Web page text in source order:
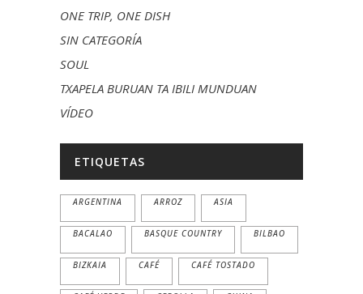
ONE TRIP, ONE DISH
SIN CATEGORÍA
SOUL
TXAPELA BURUAN TA IBILI MUNDUAN
VÍDEO
ETIQUETAS
ARGENTINA ARROZ ASIA
BACALAO BASQUE COUNTRY BILBAO
BIZKAIA CAFÉ CAFÉ TOSTADO